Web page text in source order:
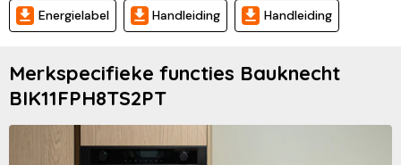
Energielabel Handleiding Handleiding
Merkspecifieke functies Bauknecht
BIK11FPH8TS2PT